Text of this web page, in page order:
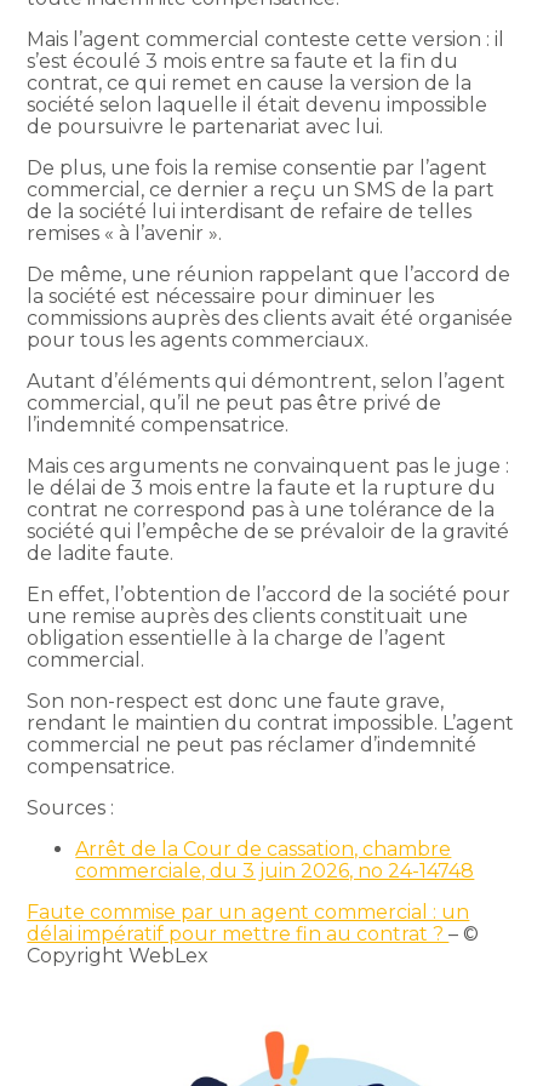
Mais l’agent commercial conteste cette version : il
s’est écoulé 3 mois entre sa faute et la fin du
contrat, ce qui remet en cause la version de la
société selon laquelle il était devenu impossible
de poursuivre le partenariat avec lui.
De plus, une fois la remise consentie par l’agent
commercial, ce dernier a reçu un SMS de la part
de la société lui interdisant de refaire de telles
remises « à l’avenir ».
De même, une réunion rappelant que l’accord de
la société est nécessaire pour diminuer les
commissions auprès des clients avait été organisée
pour tous les agents commerciaux.
Autant d’éléments qui démontrent, selon l’agent
commercial, qu’il ne peut pas être privé de
l’indemnité compensatrice.
Mais ces arguments ne convainquent pas le juge :
le délai de 3 mois entre la faute et la rupture du
contrat ne correspond pas à une tolérance de la
société qui l’empêche de se prévaloir de la gravité
de ladite faute.
En effet, l’obtention de l’accord de la société pour
une remise auprès des clients constituait une
obligation essentielle à la charge de l’agent
commercial.
Son non-respect est donc une faute grave,
rendant le maintien du contrat impossible. L’agent
commercial ne peut pas réclamer d’indemnité
compensatrice.
Sources :
Arrêt de la Cour de cassation, chambre
commerciale, du 3 juin 2026, no 24-14748
Faute commise par un agent commercial : un
délai impératif pour mettre fin au contrat ?– ©
Copyright WebLex